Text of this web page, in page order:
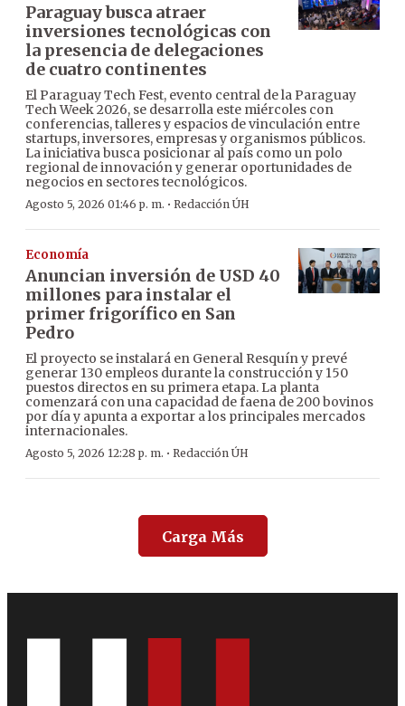
Paraguay busca atraer
inversiones tecnológicas con
la presencia de delegaciones
de cuatro continentes
El Paraguay Tech Fest, evento central de la Paraguay
Tech Week 2026, se desarrolla este miércoles con
conferencias, talleres y espacios de vinculación entre
startups, inversores, empresas y organismos públicos.
La iniciativa busca posicionar al país como un polo
regional de innovación y generar oportunidades de
negocios en sectores tecnológicos.
Agosto 5, 2026 01:46 p. m. · Redacción ÚH
Economía
Anuncian inversión de USD 40
millones para instalar el
primer frigorífico en San
Pedro
El proyecto se instalará en General Resquín y prevé
generar 130 empleos durante la construcción y 150
puestos directos en su primera etapa. La planta
comenzará con una capacidad de faena de 200 bovinos
por día y apunta a exportar a los principales mercados
internacionales.
Agosto 5, 2026 12:28 p. m. · Redacción ÚH
Carga Más